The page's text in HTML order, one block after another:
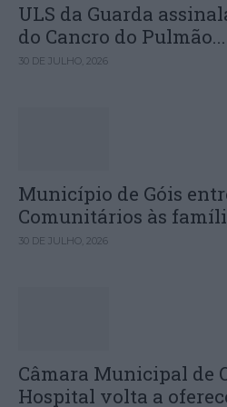
ULS da Guarda
do Cancro do Pulmão...
30 DE JULHO, 2026
Município de Góis
Comunitários às
30 DE JULHO, 2026
Câmara Municipal de
Hospital volta a